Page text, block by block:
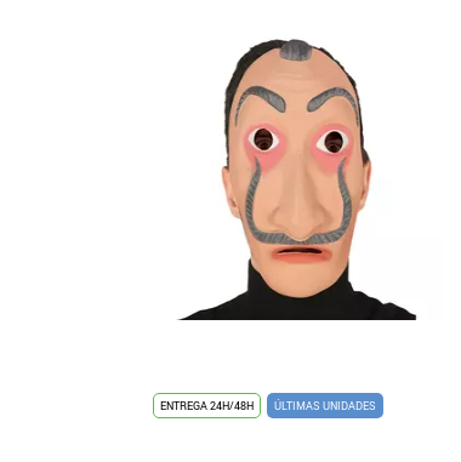
ENTREGA 24H/48H ÚLTIMAS UNIDADES